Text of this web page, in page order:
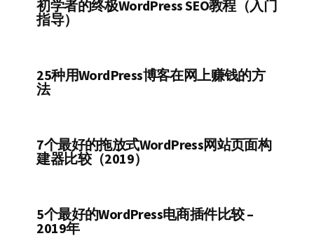
初学者的终极WordPress SEO教程（入门
指导）
25种用WordPress博客在网上赚钱的方
法
7个最好的拖放式WordPress网站页面构
建器比较（2019）
5个最好的WordPress电商插件比较 –
2019年